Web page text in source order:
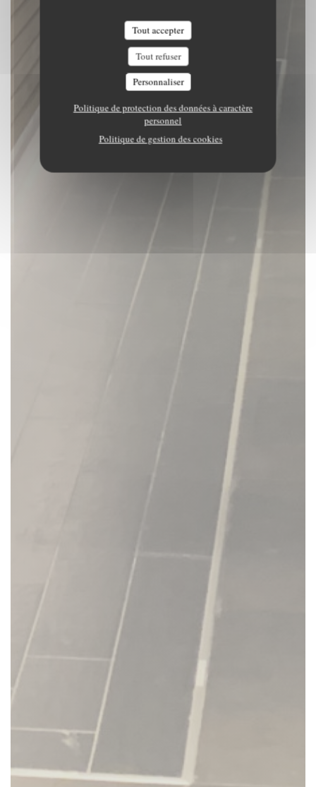
Tout accepter
Tout refuser
Personnaliser
Politique de protection des données à caractère
personnel
Politique de gestion des cookies